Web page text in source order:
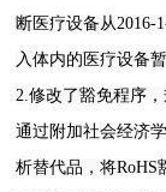
断医疗设备从2016-
入体内的医疗设备
2.修改了豁免程序
通过附加社会经济
析替代品，将RoHS